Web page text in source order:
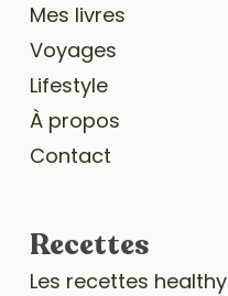
Mes livres
Voyages
Lifestyle
À propos
Contact
Recettes
Les recettes healthy